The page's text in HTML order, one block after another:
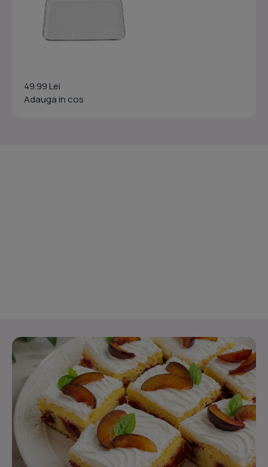
49.99 Lei
Adauga in cos